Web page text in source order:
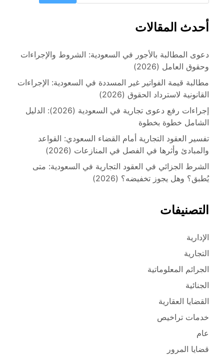
أحدث المقالات
دعوى المطالبة بالأجور في السعودية: الشروط والإجراءات
وحقوق العامل (2026)
مطالبة قيمة الفواتير غير المسددة في السعودية: الإجراءات
القانونية لاسترداد الحقوق (2026)
إجراءات رفع دعوى تجارية في السعودية (2026): الدليل
الشامل خطوة بخطوة
تفسير العقود التجارية أمام القضاء السعودي: القواعد
والمبادئ وأثرها في الفصل في المنازعات (2026)
الشرط الجزائي في العقود التجارية في السعودية: متى
يُطبق؟ وهل يجوز تخفيضه؟ (2026)
التصنيفات
الإدارية
التجارية
الجرائم المعلوماتية
الجنائية
القضايا العقارية
خدمات تراخيص
عام
قضايا المرور